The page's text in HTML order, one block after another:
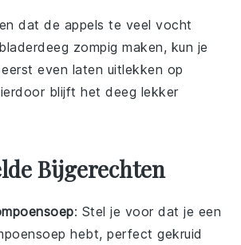
dat de appels te veel vocht
bladerdeeg zompig maken, kun je
eerst even laten uitlekken op
blijft hetdeeg lekker
Bijgerechten
: Stel je voor dat je een
hebt, perfect gekruid